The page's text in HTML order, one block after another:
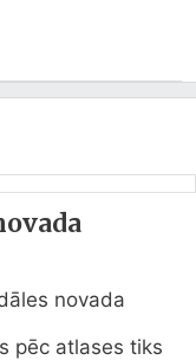
novada
pēc atlases tiks